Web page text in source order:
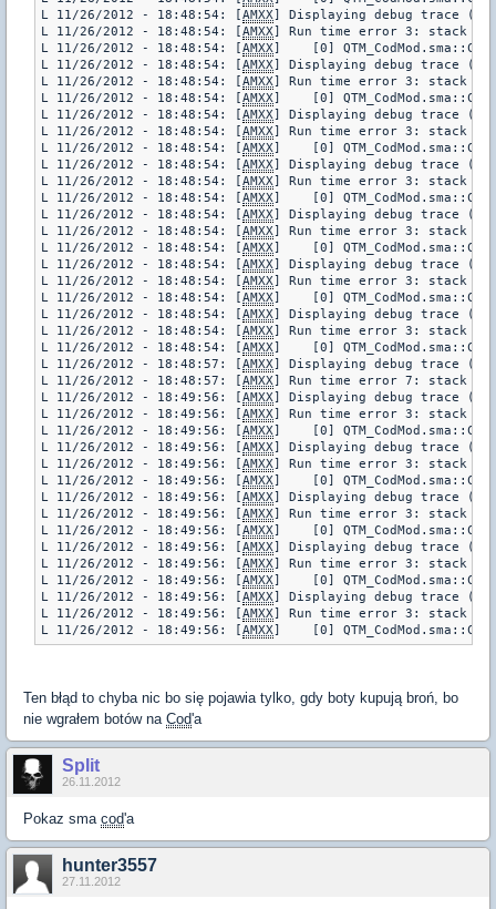
L 11/26/2012 - 18:48:54: [AMXX] Displaying debug trace
L 11/26/2012 - 18:48:54: [AMXX] Run time error 3: stack
L 11/26/2012 - 18:48:54: [AMXX]    [0]
L 11/26/2012 - 18:48:54: [AMXX] Displaying debug trace
L 11/26/2012 - 18:48:54: [AMXX] Run time error 3: stack
L 11/26/2012 - 18:48:54: [AMXX]    [0]
L 11/26/2012 - 18:48:54: [AMXX] Displaying debug trace
L 11/26/2012 - 18:48:54: [AMXX] Run time error 3: stack
L 11/26/2012 - 18:48:54: [AMXX]    [0]
L 11/26/2012 - 18:48:54: [AMXX] Displaying debug trace
L 11/26/2012 - 18:48:54: [AMXX] Run time error 3: stack
L 11/26/2012 - 18:48:54: [AMXX]    [0]
L 11/26/2012 - 18:48:54: [AMXX] Displaying debug trace
L 11/26/2012 - 18:48:54: [AMXX] Run time error 3: stack
L 11/26/2012 - 18:48:54: [AMXX]    [0]
L 11/26/2012 - 18:48:54: [AMXX] Displaying debug trace
L 11/26/2012 - 18:48:54: [AMXX] Run time error 3: stack
L 11/26/2012 - 18:48:54: [AMXX]    [0]
L 11/26/2012 - 18:48:54: [AMXX] Displaying debug trace
L 11/26/2012 - 18:48:54: [AMXX] Run time error 3: stack
L 11/26/2012 - 18:48:54: [AMXX]    [0]
L 11/26/2012 - 18:48:57: [AMXX] Displaying debug trace
L 11/26/2012 - 18:48:57: [AMXX] Run time error 7: stack
L 11/26/2012 - 18:49:56: [AMXX] Displaying debug trace
L 11/26/2012 - 18:49:56: [AMXX] Run time error 3: stack
L 11/26/2012 - 18:49:56: [AMXX]    [0]
L 11/26/2012 - 18:49:56: [AMXX] Displaying debug trace
L 11/26/2012 - 18:49:56: [AMXX] Run time error 3: stack
L 11/26/2012 - 18:49:56: [AMXX]    [0]
L 11/26/2012 - 18:49:56: [AMXX] Displaying debug trace
L 11/26/2012 - 18:49:56: [AMXX] Run time error 3: stack
L 11/26/2012 - 18:49:56: [AMXX]    [0]
L 11/26/2012 - 18:49:56: [AMXX] Displaying debug trace
L 11/26/2012 - 18:49:56: [AMXX] Run time error 3: stack
L 11/26/2012 - 18:49:56: [AMXX]    [0]
L 11/26/2012 - 18:49:56: [AMXX] Displaying debug trace
L 11/26/2012 - 18:49:56: [AMXX] Run time error 3: stack
L 11/26/2012 - 18:49:56: [AMXX
Ten błąd to chyba nic bo się pojawia tylko, gdy boty kupują broń, bo
nie wgrałem botów na Cod'a
Split
26.11.2012
Pokaz sma cod'a
hunter3557
27.11.2012